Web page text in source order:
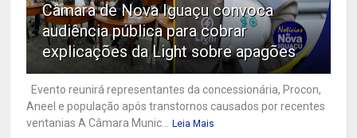
Câmara de Nova Iguaçu convoca
audiência pública para cobrar
explicações da Light sobre apagões
Evento reunirá representantes da concessionária, Procon,
Aneel e população após transtornos causados por recentes
ventanias A Câmara Munic...
Leia Mais